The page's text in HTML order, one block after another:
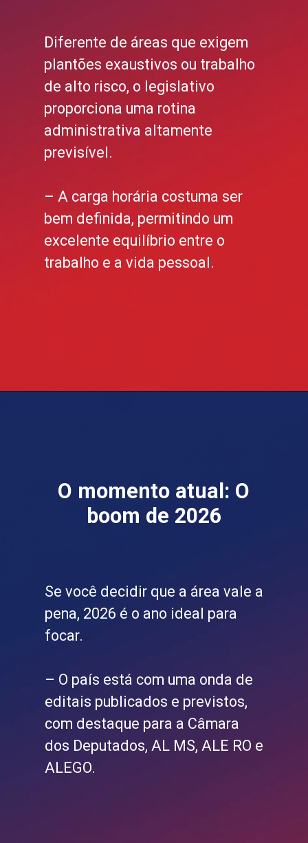
Diferente de áreas que exigem
plantões exaustivos ou trabalho
de alto risco, o legislativo
proporciona uma rotina
administrativa altamente
previsível.
– A carga horária costuma ser
bem definida, permitindo um
excelente equilíbrio entre o
trabalho e a vida pessoal.
O momento atual: O
boom de 2026
Se você decidir que a área vale a
pena, 2026 é o ano ideal para
focar.
– O país está com uma onda de
editais publicados e previstos,
com destaque para a Câmara
dos Deputados, AL MS, ALE RO e
ALEGO.